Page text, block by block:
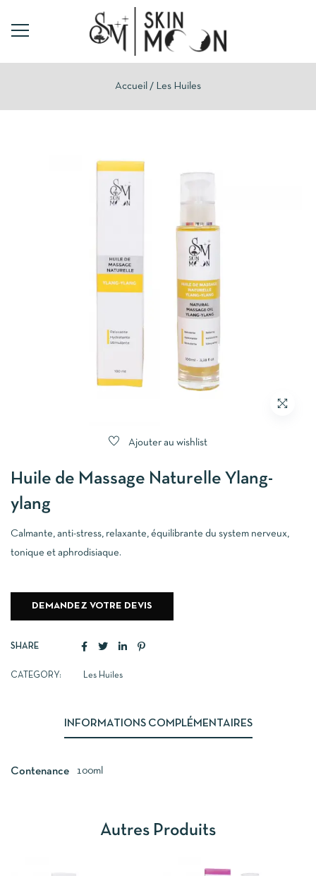
Accueil Les Huiles
Ajouter au wishlist
Huile de Massage Naturelle Ylang-
ylang
Calmante, anti-stress, relaxante, équilibrante du system nerveux,
tonique et aphrodisiaque.
DEMANDEZ VOTRE DEVIS
SHARE
CATEGORY: Les Huiles
INFORMATIONS COMPLÉMENTAIRES
Contenance 100ml
Autres Produits